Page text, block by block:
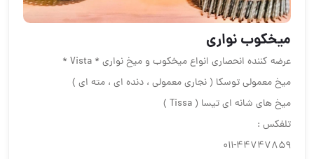
ميخكوب نوارى
عرضه كننده انحصارى انواع ميخكوب و ميخ نوارى * Vista *
ميخ معمولى توسكا ( نجارى معمولى ، دنده اى ، مته اى )
ميخ هاى شانه اى تيسا ( Tissa )
تلفكس :
٤٤٧٤٧٨٥٩-٠١١